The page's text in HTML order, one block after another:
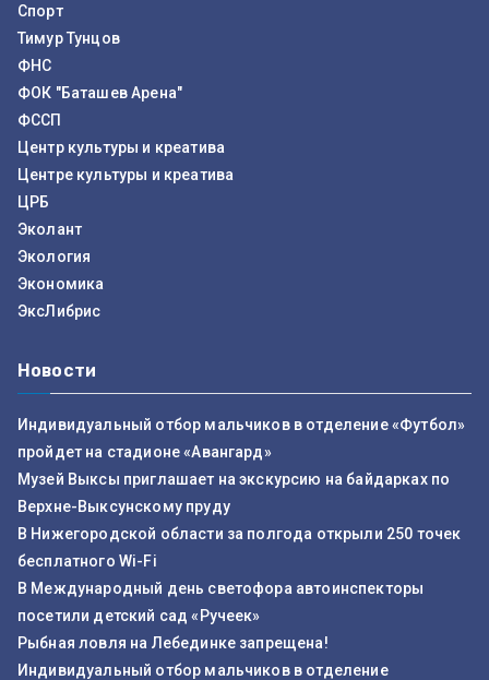
Спорт
Тимур Тунцов
ФНС
ФОК "Баташев Арена"
ФССП
Центр культуры и креатива
Центре культуры и креатива
ЦРБ
Эколант
Экология
Экономика
ЭксЛибрис
Новости
Индивидуальный отбор мальчиков в отделение «Футбол»
пройдет на стадионе «Авангард»
Музей Выксы приглашает на экскурсию на байдарках по
Верхне-Выксунскому пруду
В Нижегородской области за полгода открыли 250 точек
бесплатного Wi-Fi
В Международный день светофора автоинспекторы
посетили детский сад «Ручеек»
Рыбная ловля на Лебединке запрещена!
Индивидуальный отбор мальчиков в отделение